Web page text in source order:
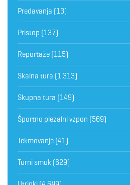
Predavanja (13)
Pristop (137)
Reportaže (115)
Skalna tura (1.313)
Skupna tura (149)
Športno plezalni vzpon (569)
Tekmovanje (41)
Turni smuk (629)